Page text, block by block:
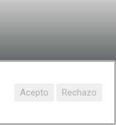
Acepto Rechazo